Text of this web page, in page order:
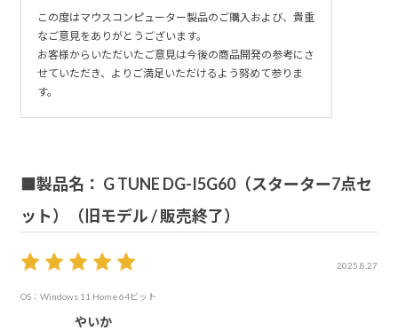
この度はマウスコンピューター製品のご購入および、貴重
なご意見をありがとうございます。
お客様からいただいたご意見は今後の商品開発の参考にさ
せていただき、よりご満足いただけるよう努めて参りま
す。
■製品名： G TUNE DG-I5G60（スターター7点セ
ット）（旧モデル / 販売終了）
2025.8.27
OS：Windows 11 Home 64ビット
やいか